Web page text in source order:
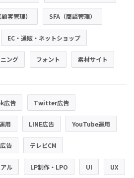
客管理） SFA（商談管理）
EC・通販・ネットショップ
ング フォント 素材サイト
広告 Twitter広告
用 LINE広告 YouTube運用
告 テレビCM
ル LP制作・LPO UI UX